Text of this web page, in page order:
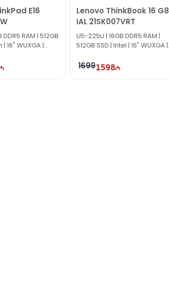
E16
RAM | 512GB
16" WUXGA |
Lenovo ThinkBook 16 G8
IAL 21SK007VRT
U5-225U | 16GB DDR5 RAM |
512GB SSD | Intel | 16" WUXGA |
16991598